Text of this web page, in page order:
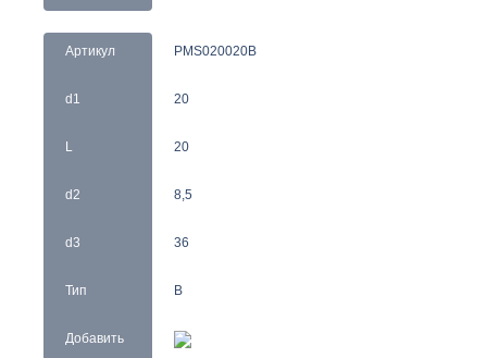
Артикул
d1
L
d2
d3
Тип
Добавить
PMS020020B
20
20
8,5
36
B